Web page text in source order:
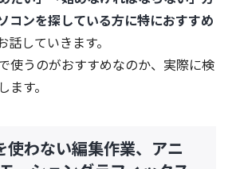
コンを探している方に特におすすめ
していきます。
使うのがおすすめなのか、実際に検
す。
使わない編集作業、アニ